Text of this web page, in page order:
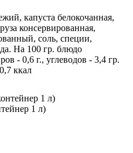
капуста белокочанная,
консервированная,
соль, специи,
На 100 гр. блюдо
- 0,6 г., углеводов - 3,4 гр.
ккал
1 л)